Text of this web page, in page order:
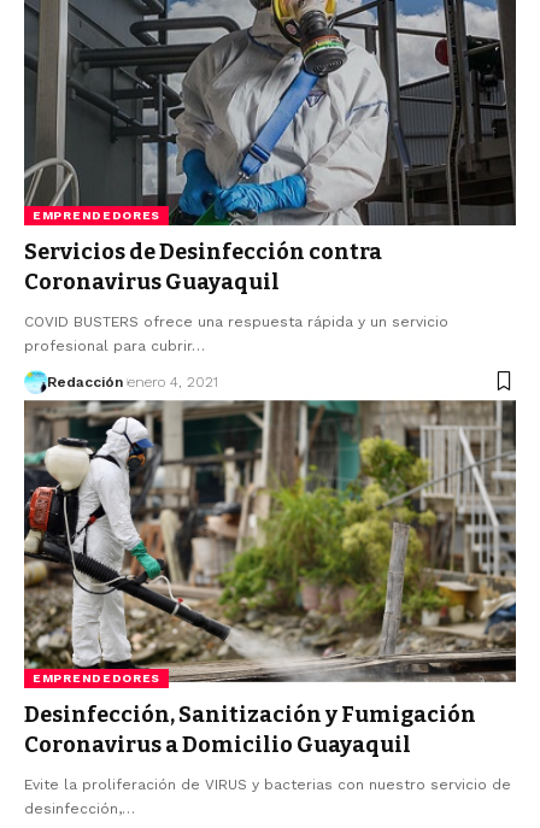
EMPRENDEDORES
Servicios de Desinfección contra
Coronavirus Guayaquil
COVID BUSTERS ofrece una respuesta rápida y un servicio
profesional para cubrir…
Redacción enero 4, 2021
EMPRENDEDORES
Desinfección, Sanitización y Fumigación
Coronavirus a Domicilio Guayaquil
Evite la proliferación de VIRUS y bacterias con nuestro servicio de
desinfección,…